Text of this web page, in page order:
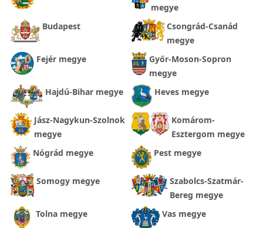
megye
Budapest
Csongrád-Csanád
megye
Fejér megye
Győr-Moson-Sopron
megye
Hajdú-Bihar megye
Heves megye
Jász-Nagykun-Szolnok
megye
Komárom-
Esztergom megye
Nógrád megye
Pest megye
Somogy megye
Szabolcs-Szatmár-
Bereg megye
Tolna megye
Vas megye